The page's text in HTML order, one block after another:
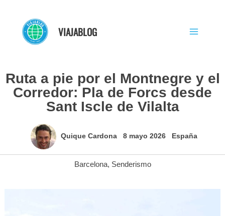
contenido
VIAJABLOG
Ruta a pie por el Montnegre y el
Corredor: Pla de Forcs desde
Sant Iscle de Vilalta
Quique Cardona 8 mayo 2026 España
Barcelona, Senderismo